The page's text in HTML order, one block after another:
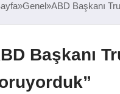
Genel ABD Başkanı
Başkanı